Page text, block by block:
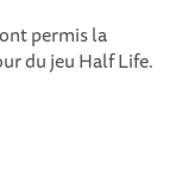
permis la
du jeu Half Life.